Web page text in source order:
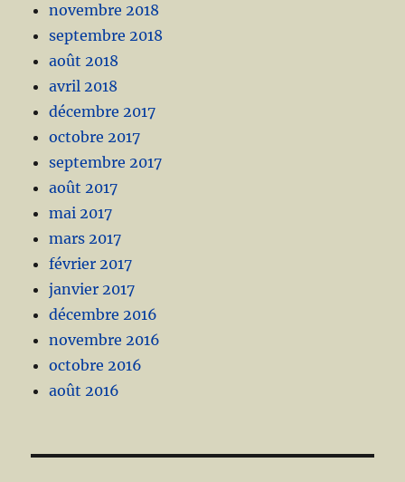
novembre 2018
septembre 2018
août 2018
avril 2018
décembre 2017
octobre 2017
septembre 2017
août 2017
mai 2017
mars 2017
février 2017
janvier 2017
décembre 2016
novembre 2016
octobre 2016
août 2016